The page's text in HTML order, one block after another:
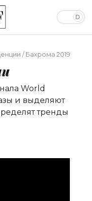
/Бахрома 2019
World
и выделяют
тренды